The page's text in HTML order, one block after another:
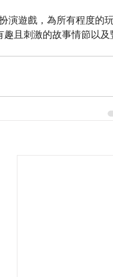
演遊戲，為所有程度的
且刺激的故事情節以及